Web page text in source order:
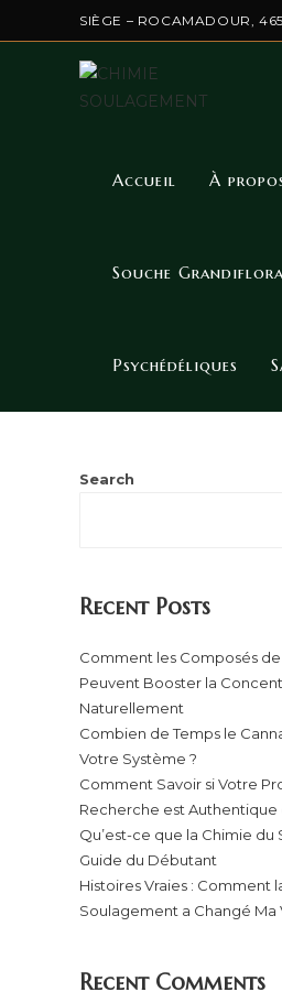
SIÈGE – ROCAMADOUR,
Accueil À
Souche
Psychédéliques
Search
Recent Posts
Comment les Composés
Peuvent Booster la
Naturellement
Combien de Temps le
Votre Système ?
Comment Savoir si Votre
Recherche est Authentique
Qu’est-ce que la Chimie du
Guide du Débutant
Histoires Vraies : Comment
Soulagement a Changé Ma
Recent Comments